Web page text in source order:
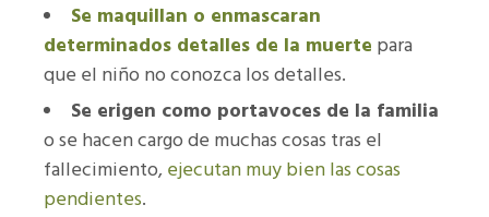
Se maquillan o enmascaran
determinados detalles de la muerte para
que el niño no conozca los detalles.
Se erigen como portavoces de la familia
o se hacen cargo de muchas cosas tras el
fallecimiento,ejecutan muy bien las cosas
pendientes.